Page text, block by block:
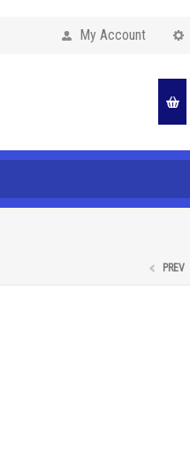
My Account
PREV